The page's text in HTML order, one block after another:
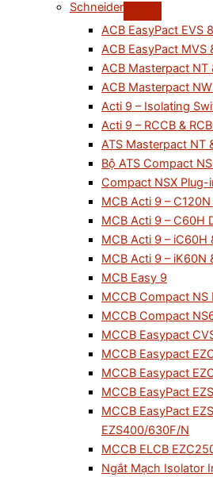
Schneider
ACB EasyPact EVS
ACB EasyPact MVS
ACB Masterpact NT
ACB Masterpact
Acti 9 – Isolating
Acti 9 – RCCB &
ATS Masterpact NT
Bộ ATS Compact
Compact NSX
MCB Acti 9 –
MCB Acti 9 – C60H
MCB Acti 9 – iC60H
MCB Acti 9 – iK60N
MCB Easy 9
MCCB Compact NS
MCCB Compact
MCCB Easypact
MCCB Easypact
MCCB Easypact
MCCB EasyPact
MCCB EasyPact
EZS400/630F/N
MCCB ELCB
Ngắt Mạch Isolator